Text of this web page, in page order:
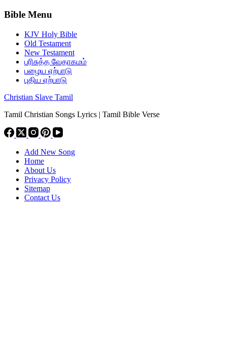
Bible Menu
KJV Holy Bible
Old Testament
New Testament
பரிசுத்த வேதாகமம்
பழைய ஏற்பாடு
புதிய ஏற்பாடு
Christian Slave Tamil
Tamil Christian Songs Lyrics | Tamil Bible Verse
Add New Song
Home
About Us
Privacy Policy
Sitemap
Contact Us